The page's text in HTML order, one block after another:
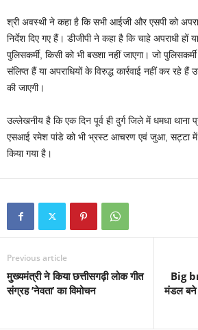
श्री अवस्थी ने कहा है कि सभी आईजी और एसपी को
निर्देश दिए गए हैं। डीजीपी ने कहा है कि चाहे अपराधी हों
पुलिसकर्मी, किसी को भी बख्शा नहीं जाएगा। जो
संलिप्त हैं या अपराधियों के विरुद्ध कार्रवाई नहीं कर रहे हैं
की जाएगी।
उल्लेखनीय है कि एक दिन पूर्व ही दुर्ग जिले में धमधा थाना
एसआई रमेश पांडे को भी भ्रस्ट आचरण एवं जुआ, सट्टा
किया गया है।
Previous article
मुख्यमंत्री ने किया छत्तीसगढ़ी लोक गीत
संग्रह ’नेवता’ का विमोचन
Big
मंडल बने